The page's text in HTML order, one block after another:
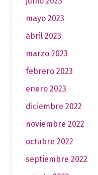
mayo 2023
abril 2023
marzo 2023
febrero 2023
enero 2023
diciembre 2022
noviembre 2022
octubre 2022
septiembre 2022